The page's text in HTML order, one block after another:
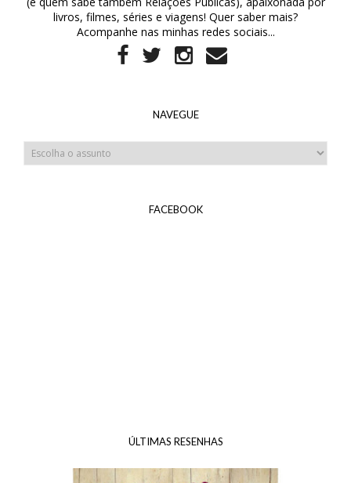
livros, filmes, séries e viagens! Quer saber mais?
Acompanhe nas minhas redes sociais...
NAVEGUE
FACEBOOK
ÚLTIMAS RESENHAS